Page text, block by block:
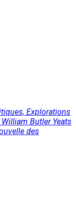
Explorations
Butler Yeats
des